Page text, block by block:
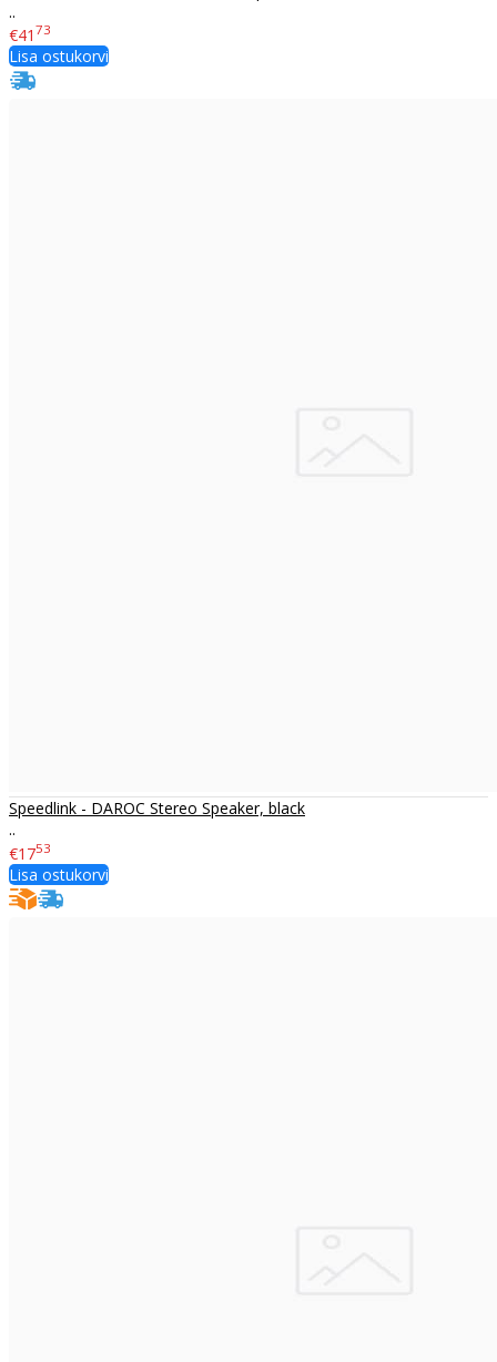
..
€41 73
Lisa ostukorvi
Speedlink - DAROC Stereo Speaker, black
..
€1753
Lisa ostukorvi